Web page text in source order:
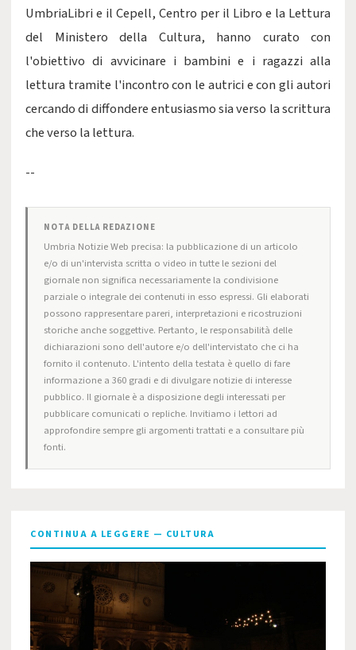
UmbriaLibri e il Cepell, Centro per il Libro e la Lettura
del Ministero della Cultura, hanno curato con
l'obiettivo di avvicinare i bambini e i ragazzi alla
lettura tramite l'incontro con le autrici e con gli autori
cercando di diffondere entusiasmo sia verso la scrittura
che verso la lettura.
--
NOTA DELLA REDAZIONE
Umbria Notizie Web precisa: la pubblicazione di un articolo
e/o di un'intervista scritta o video in tutte le sezioni del
giornale non significa necessariamente la condivisione
parziale o integrale dei contenuti in esso espressi. Gli elaborati
possono rappresentare pareri, interpretazioni e ricostruzioni
storiche anche soggettive. Pertanto, le responsabilità delle
dichiarazioni sono dell'autore e/o dell'intervistato che ci ha
fornito il contenuto. L'intento della testata è quello di fare
informazione a 360 gradi e di divulgare notizie di interesse
pubblico. Il giornale è a disposizione degli interessati per
pubblicare comunicati o repliche. Invitiamo i lettori ad
approfondire sempre gli argomenti trattati e a consultare più
fonti.
CONTINUA A LEGGERE — CULTURA